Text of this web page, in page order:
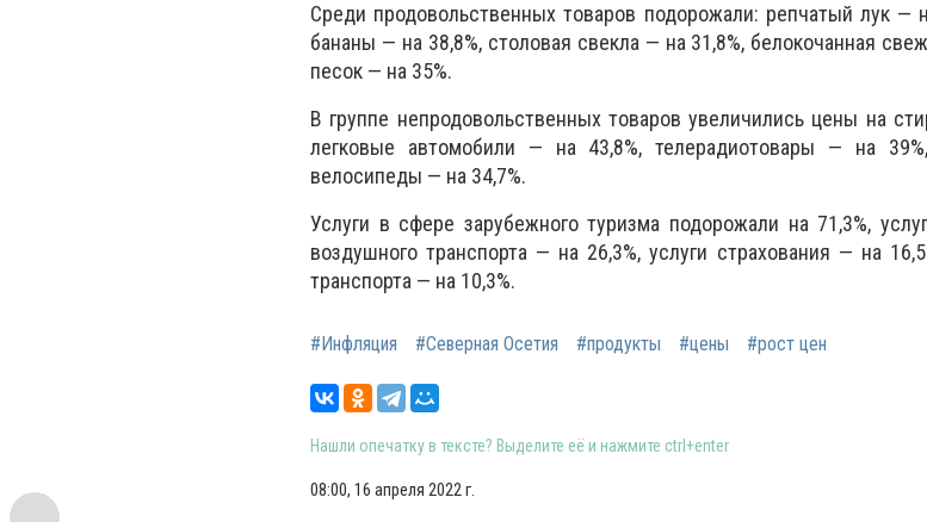
Среди продовольственных товаров подорожали: репчатый лук —
бананы — на 38,8%, столовая свекла — на 31,8%, белокочанная
песок — на 35%.
В группе непродовольственных товаров увеличились цены на
легковые автомобили — на 43,8%, телерадиотовары — на
велосипеды — на 34,7%.
Услуги в сфере зарубежного туризма подорожали на 71,3%,
воздушного транспорта — на 26,3%, услуги страхования — на
транспорта — на 10,3%.
#Инфляция #Северная Осетия #продукты #цены #рост цен
Нашли опечатку в тексте? Выделите её и нажмите ctrl+enter
08:00, 16 апреля 2022 г.